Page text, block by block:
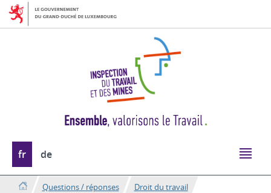
Aller
Aller
au
Changer
de
langue
fr de
Questions / réponses
Droit du travail